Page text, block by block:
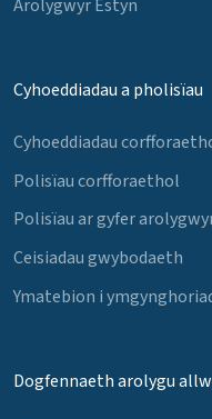
Arolygwyr Estyn
Cyhoeddiadau a pholisïau
Cyhoeddiadau
Polisïau corfforaethol
Polisïau ar gyfer
Ceisiadau gwybodaeth
Ymatebion i
Dogfennaeth arolygu